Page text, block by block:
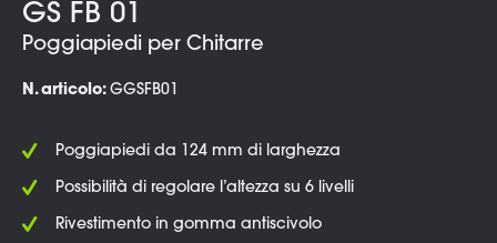
GS FB 01
Poggiapiedi per Chitarre
N. articolo: GGSFB01
Poggiapiedi da 124 mm di larghezza
Possibilità di regolare l’altezza su 6 livelli
Rivestimento in gomma antiscivolo